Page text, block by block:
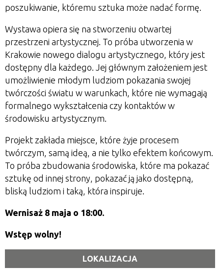
poszukiwanie, któremu sztuka może nadać formę.
Wystawa opiera się na stworzeniu otwartej
przestrzeni artystycznej. To próba utworzenia w
Krakowie nowego dialogu artystycznego, który jest
dostępny dla każdego. Jej głównym założeniem jest
umożliwienie młodym ludziom pokazania swojej
twórczości światu w warunkach, które nie wymagają
formalnego wykształcenia czy kontaktów w
środowisku artystycznym.
Projekt zakłada miejsce, które żyje procesem
twórczym, samą ideą, a nie tylko efektem końcowym.
To próba zbudowania środowiska, które ma pokazać
sztukę od innej strony, pokazać ją jako dostępną,
bliską ludziom i taką, która inspiruje.
Wernisaż 8 maja o 18:00.
Wstęp wolny!
LOKALIZACJA